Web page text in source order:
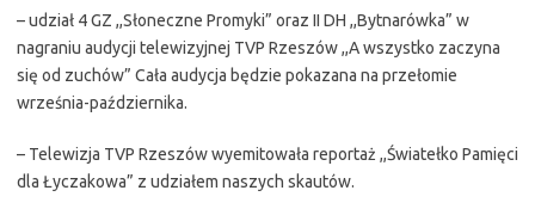
– udział 4 GZ ,,Słoneczne Promyki” oraz II DH ,,Bytnarówka” w
nagraniu audycji telewizyjnej TVP Rzeszów ,,A wszystko zaczyna
się od zuchów” Cała audycja będzie pokazana na przełomie
września-października.
– Telewizja TVP Rzeszów wyemitowała reportaż ,,Światełko Pamięci
dla Łyczakowa” z udziałem naszych skautów.